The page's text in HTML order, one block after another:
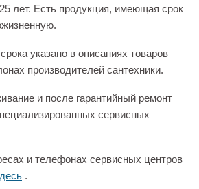
лет. Есть продукция, имеющая срок
указано в описаниях товаров
производителей сантехники.
и после гарантийный ремонт
сервисных
и телефонах сервисных центров
.